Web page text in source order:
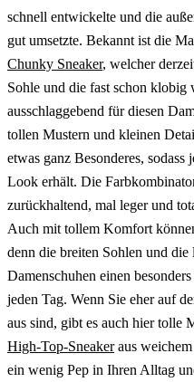
schnell entwickelte und die
gut umsetzte. Bekannt ist die
Chunky Sneaker, welcher
Sohle und die fast schon klobig
ausschlaggebend für diesen
tollen Mustern und kleinen
etwas ganz Besonderes, sodass
Look erhält. Die
zurückhaltend, mal leger und
Auch mit tollem Komfort
denn die breiten Sohlen und die
Damenschuhen einen
jeden Tag. Wenn Sie eher auf
aus sind, gibt es auch hier tolle
High-Top-Sneakeraus
ein wenig Pep in Ihren Alltag